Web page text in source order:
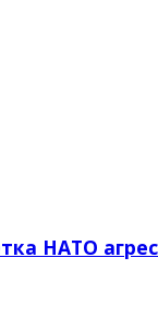
НАТО